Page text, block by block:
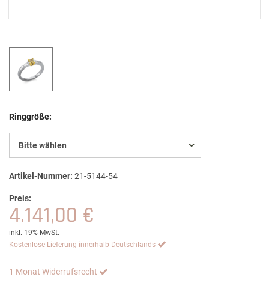
Ringgröße:
Bitte wählen
Artikel-Nummer: 21-5144-54
Preis:
4.141,00 €
inkl. 19% MwSt.
Kostenlose Lieferung innerhalb Deutschlands
1 Monat Widerrufsrecht